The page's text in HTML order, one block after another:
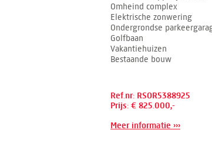
Omheind complex
Elektrische zonwering
Ondergrondse
Golfbaan
Vakantiehuizen
Bestaande bouw
Ref.nr: RSOR5388925
Prijs: € 825.000,-
Meer informatie ›››